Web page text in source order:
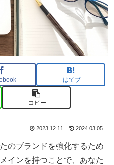
はてブ
コピー
2023.12.11 2024.03.05
のブランドを強化するため
インを持つことで、あなた